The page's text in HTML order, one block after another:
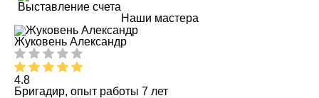
Выставление счета
Наши мастера
Жуковень Александр
4.8
Бригадир, опыт работы 7 лет